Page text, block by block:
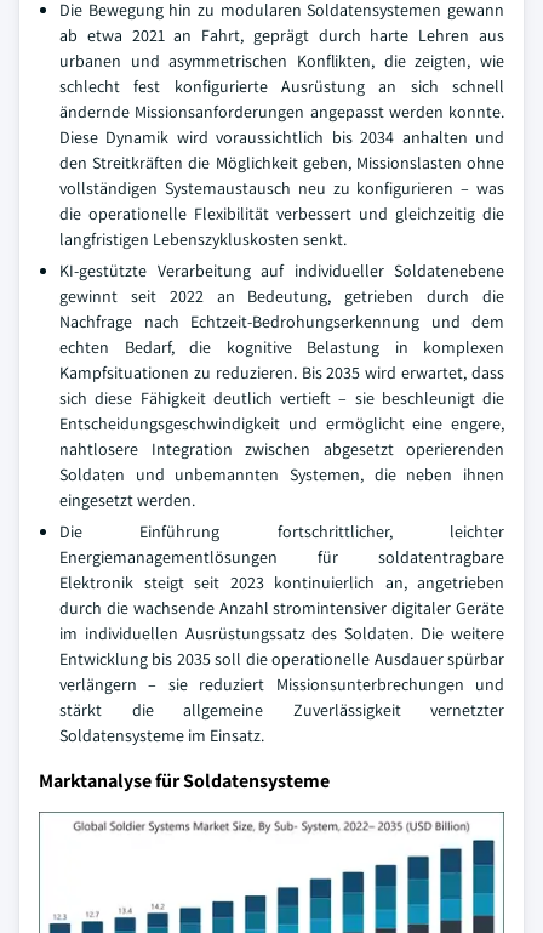
Die Bewegung hin zu modularen Soldatensystemen gewann
ab etwa 2021 an Fahrt, geprägt durch harte Lehren aus
urbanen und asymmetrischen Konflikten, die zeigten, wie
schlecht fest konfigurierte Ausrüstung an sich schnell
ändernde Missionsanforderungen angepasst werden konnte.
Diese Dynamik wird voraussichtlich bis 2034 anhalten und
den Streitkräften die Möglichkeit geben, Missionslasten ohne
vollständigen Systemaustausch neu zu konfigurieren – was
die operationelle Flexibilität verbessert und gleichzeitig die
langfristigen Lebenszykluskosten senkt.
KI-gestützte Verarbeitung auf individueller Soldatenebene
gewinnt seit 2022 an Bedeutung, getrieben durch die
Nachfrage nach Echtzeit-Bedrohungserkennung und dem
echten Bedarf, die kognitive Belastung in komplexen
Kampfsituationen zu reduzieren. Bis 2035 wird erwartet, dass
sich diese Fähigkeit deutlich vertieft – sie beschleunigt die
Entscheidungsgeschwindigkeit und ermöglicht eine engere,
nahtlosere Integration zwischen abgesetzt operierenden
Soldaten und unbemannten Systemen, die neben ihnen
eingesetzt werden.
Die Einführung fortschrittlicher, leichter
Energiemanagementlösungen für soldatentragbare
Elektronik steigt seit 2023 kontinuierlich an, angetrieben
durch die wachsende Anzahl stromintensiver digitaler Geräte
im individuellen Ausrüstungssatz des Soldaten. Die weitere
Entwicklung bis 2035 soll die operationelle Ausdauer spürbar
verlängern – sie reduziert Missionsunterbrechungen und
stärkt die allgemeine Zuverlässigkeit vernetzter
Soldatensysteme im Einsatz.
Marktanalyse für Soldatensysteme